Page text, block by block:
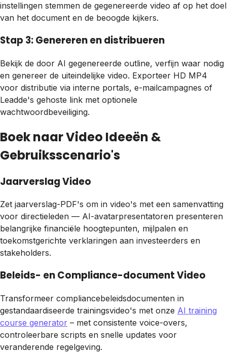
instellingen stemmen de gegenereerde video af op het doel
van het document en de beoogde kijkers.
Stap 3: Genereren en distribueren
Bekijk de door AI gegenereerde outline, verfijn waar nodig
en genereer de uiteindelijke video. Exporteer HD MP4
voor distributie via interne portals, e-mailcampagnes of
Leadde's gehoste link met optionele
wachtwoordbeveiliging.
Boek naar Video Ideeën &
Gebruiksscenario's
Jaarverslag Video
Zet jaarverslag-PDF's om in video's met een samenvatting
voor directieleden — AI-avatarpresentatoren presenteren
belangrijke financiële hoogtepunten, mijlpalen en
toekomstgerichte verklaringen aan investeerders en
stakeholders.
Beleids- en Compliance-document Video
Transformeer compliancebeleidsdocumenten in
gestandaardiseerde trainingsvideo's met onze AI training
course generator – met consistente voice-overs,
controleerbare scripts en snelle updates voor
veranderende regelgeving.